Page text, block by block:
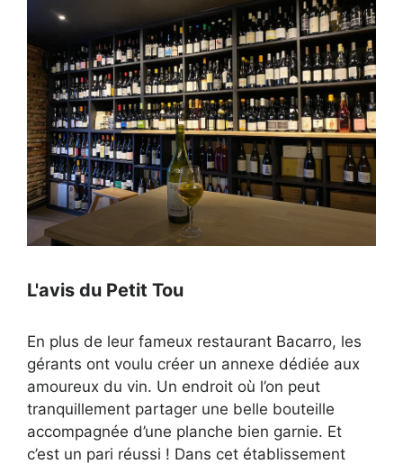
L'avis du Petit Tou
En plus de leur fameux restaurant Bacarro, les
gérants ont voulu créer un annexe dédiée aux
amoureux du vin. Un endroit où l’on peut
tranquillement partager une belle bouteille
accompagnée d’une planche bien garnie. Et
c’est un pari réussi ! Dans cet établissement